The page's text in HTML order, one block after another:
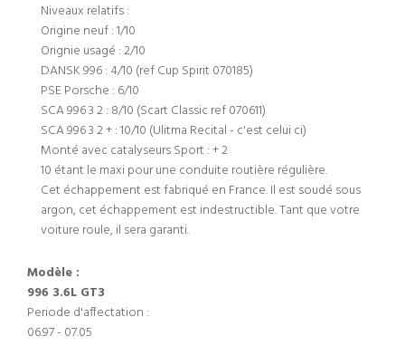
Niveaux relatifs :
Origine neuf : 1/10
Orignie usagé : 2/10
DANSK 996 : 4/10 (ref Cup Spirit 070185)
PSE Porsche : 6/10
SCA 996 3 2 : 8/10 (Scart Classic ref 070611)
SCA 996 3 2 + : 10/10 (Ulitma Recital - c'est celui ci)
Monté avec catalyseurs Sport : + 2
10 étant le maxi pour une conduite routière régulière.
Cet échappement est fabriqué en France. Il est soudé sous
argon, cet échappement est indestructible. Tant que votre
voiture roule, il sera garanti.
Modèle :
996 3.6L GT3
Periode d'affectation :
06.97 - 07.05